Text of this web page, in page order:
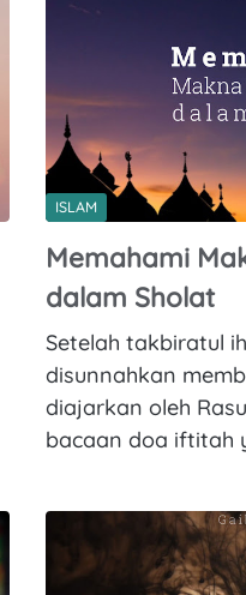
ISLAM
Memahami
dalam Sholat
Setelah takbiratul
disunnahkan
diajarkan oleh
bacaan doa iftitah